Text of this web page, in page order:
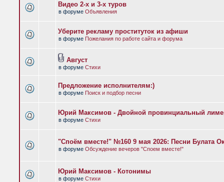
Видео 2-х и 3-х туров
в форуме Объявления
Уберите рекламу проституток из афиши
в форуме Пожелания по работе сайта и форума
Август
в форуме Стихи
Предложение исполнителям:)
в форуме Поиск и подбор песни
Юрий Максимов - Двойной провинциальный
в форуме Стихи
"Споём вместе!" №160 9 мая 2026: Песни Булата
в форуме Обсуждение вечеров "Споем вместе!"
Юрий Максимов - Котонимы
в форуме Стихи